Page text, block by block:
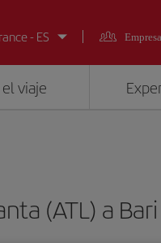
- ES
viaje
(ATL) a Bari